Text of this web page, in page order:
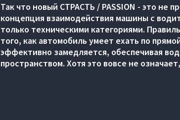
Так что новый СТРАСТЬ / PASSION - это не
концепция взаимодействия машины с
только техническими категориями.
того, как автомобиль умеет ехать по
эффективно замедляется, обеспечивая
пространством. Хотя это вовсе не